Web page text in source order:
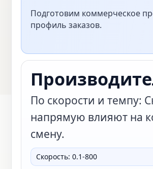
Подготовим коммерческое
профиль заказов.
По скорости и темпу:
напрямую влияют на
смену.
Скорость: 0.1-800